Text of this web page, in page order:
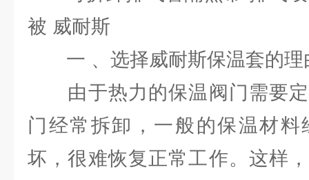
被 威耐斯
一 、选择威耐斯保温套的理
由于热力的保温阀门需要定
门经常拆卸，一般的保温材
坏，很难恢复正常工作。这样